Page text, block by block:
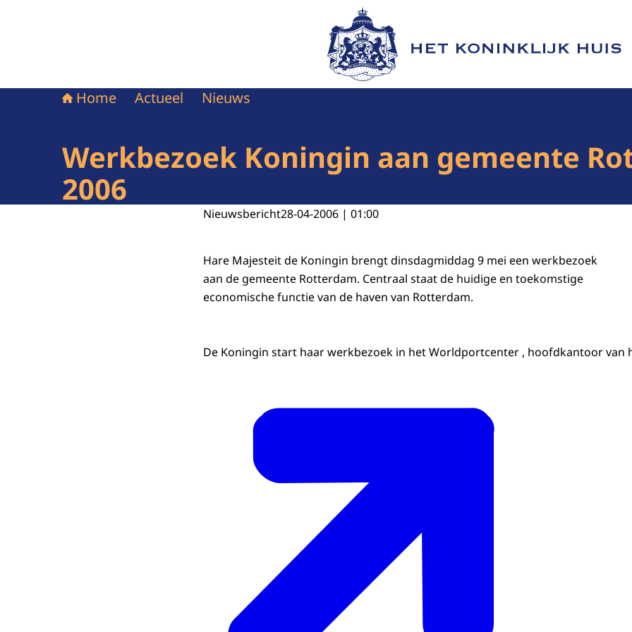
Naar de homepage van Het Koninklijk Huis
Home Actueel Nieuws
Werkbezoek Koningin aan gemeente
2006
Nieuwsbericht28-04-2006 | 01:00
Hare Majesteit de Koningin brengt dinsdagmiddag 9 mei een werkbezoek
aan de gemeente Rotterdam. Centraal staat de huidige en toekomstige
economische functie van de haven van Rotterdam.
De Koningin start haar werkbezoek in het Worldportcenter , hoofdkantoor van